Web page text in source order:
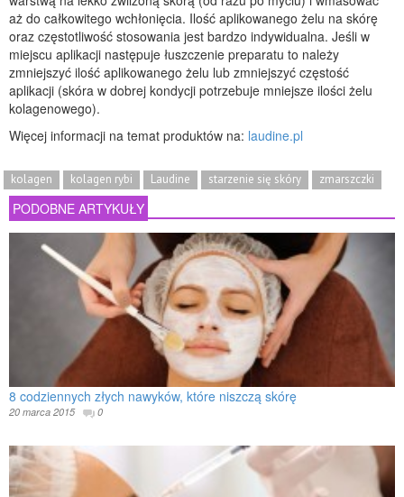
aż do całkowitego wchłonięcia. Ilość aplikowanego żelu na skórę
oraz częstotliwość stosowania jest bardzo indywidualna. Jeśli w
miejscu aplikacji następuje łuszczenie preparatu to należy
zmniejszyć ilość aplikowanego żelu lub zmniejszyć częstość
aplikacji (skóra w dobrej kondycji potrzebuje mniejsze ilości żelu
kolagenowego).
Więcej informacji na temat produktów na: laudine.pl
kolagen kolagen rybi Laudine starzenie się skóry zmarszczki
PODOBNE ARTYKUŁY
8 codziennych złych nawyków, które niszczą skórę
20 marca 2015 0